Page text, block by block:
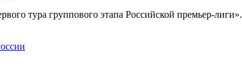
тура группового этапа Российской премьер-лиги».